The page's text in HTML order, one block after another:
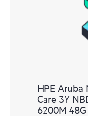
HPE
Care 3Y
6200M 48G